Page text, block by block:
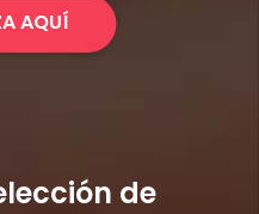
AQUÍ
de